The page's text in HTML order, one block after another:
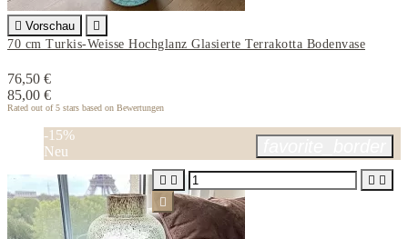
 Vorschau

70 cm Turkis-Weisse Hochglanz Glasierte Terrakotta Bodenvase
76,50 €
85,00 €
Rated out of 5 stars based on Bewertungen
-15%
Neu
   
